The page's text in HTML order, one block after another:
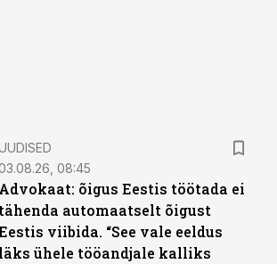
08:45
Advokaat: õigus Eestis töötada ei
tähenda automaatselt õigust
viibida. “See vale eeldus
läks ühele tööandjale kalliks